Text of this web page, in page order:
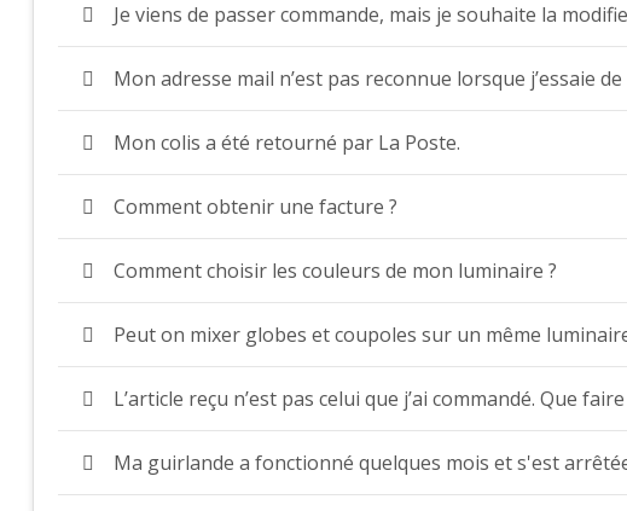
Je viens de passer commande, mais je souhaite la
Mon adresse mail n’est pas reconnue lorsque j’essaie
Mon colis a été retourné par La Poste.
Comment obtenir une facture ?
Comment choisir les couleurs de mon luminaire ?
Peut on mixer globes et coupoles sur un même
L’article reçu n’est pas celui que j’ai commandé. Que faire
Ma guirlande a fonctionné quelques mois et s'est